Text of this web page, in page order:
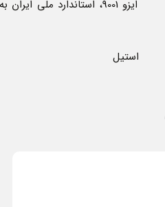
ایزو 9001، استاندارد ملی ایران به
استیل